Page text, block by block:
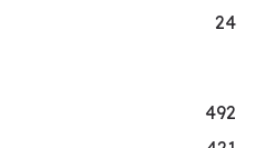
24
492